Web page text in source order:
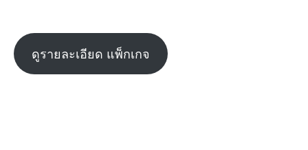
ดูรายละเอียด แพ็กเกจ